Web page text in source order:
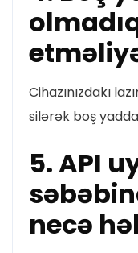
Cihazınızdakı
silərək boş
5. API
necə